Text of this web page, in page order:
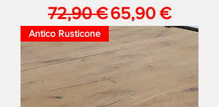
Prezzo regolare
72,90 €Prezzo scontato
65,90 €
Antico Rusticone